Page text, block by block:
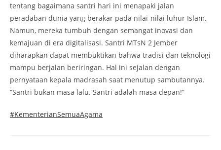
tentang bagaimana santri hari ini menapaki jalan
peradaban dunia yang berakar pada nilai-nilai luhur Islam.
Namun, mereka tumbuh dengan semangat inovasi dan
kemajuan di era digitalisasi. Santri MTsN 2 Jember
diharapkan dapat membuktikan bahwa tradisi dan teknologi
mampu berjalan beriringan. Hal ini sejalan dengan
pernyataan kepala madrasah saat menutup sambutannya.
“Santri bukan masa lalu. Santri adalah masa depan!”
#KementerianSemuaAgama